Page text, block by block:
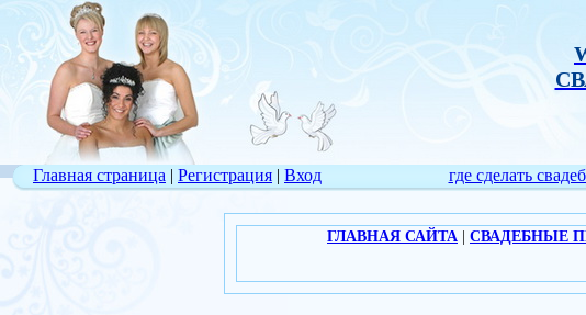
Главная страница | Регистрация | Вход где сделать
ГЛАВНАЯ САЙТА СВАДЕБНЫЕ